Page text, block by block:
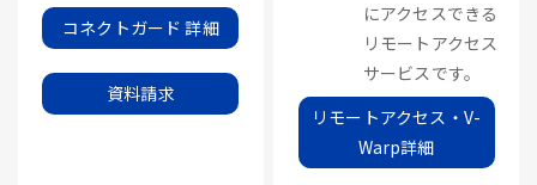
コネクトガード 詳細
資料請求
にアクセスできる
リモートアクセス
サービスです。
リモートアクセス・V-
Warp詳細